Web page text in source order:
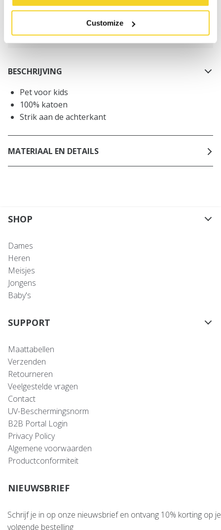
Customize
Gratis verzending voor orders boven € 50,- binnen
NL
BESCHRIJVING
Pet voor kids
100% katoen
Strik aan de achterkant
MATERIAAL EN DETAILS
SHOP
Dames
Heren
Meisjes
Jongens
Baby's
SUPPORT
Maattabellen
Verzenden
Retourneren
Veelgestelde vragen
Contact
UV-Beschermingsnorm
B2B Portal Login
Privacy Policy
Algemene voorwaarden
Productconformiteit
NIEUWSBRIEF
Schrijf je in op onze nieuwsbrief en ontvang 10% korting op je
volgende bestelling